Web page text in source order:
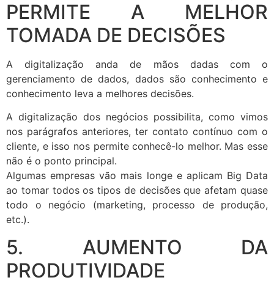
PERMITE A MELHOR
TOMADA DE DECISÕES
A digitalização anda de mãos dadas com o
gerenciamento de dados, dados são conhecimento e
conhecimento leva a melhores decisões.
A digitalização dos negócios possibilita, como vimos
nos parágrafos anteriores, ter contato contínuo com o
cliente, e isso nos permite conhecê-lo melhor. Mas esse
não é o ponto principal.
Algumas empresas vão mais longe e aplicam Big Data
ao tomar todos os tipos de decisões que afetam quase
todo o negócio (marketing, processo de produção,
etc.).
5. AUMENTO DA
PRODUTIVIDADE